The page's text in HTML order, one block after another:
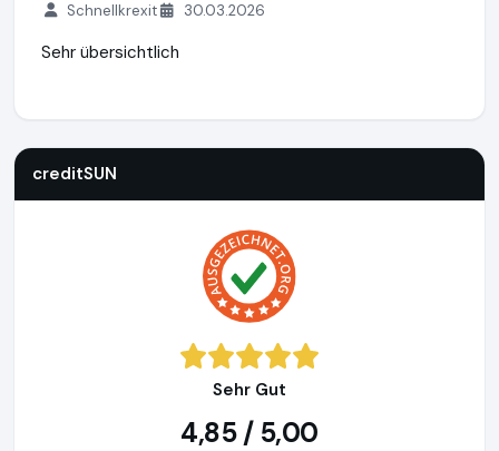
Schnellkrexit 30.03.2026
Sehr übersichtlich
creditSUN
Sehr Gut
4,85 / 5,00